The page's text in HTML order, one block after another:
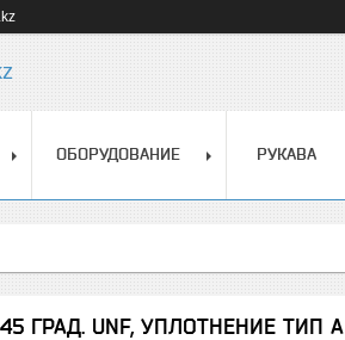
ОБОРУДОВАНИЕ РУКАВА
ГРАД. UNF, УПЛОТНЕНИЕ ТИП A